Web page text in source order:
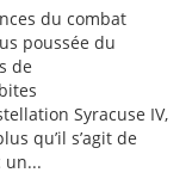
du combat
poussée du
de
Syracuse IV,
qu’il s’agit de
un...